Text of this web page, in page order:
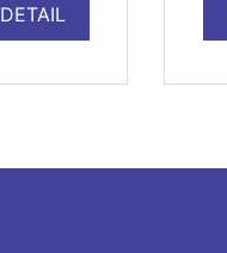
DETAIL